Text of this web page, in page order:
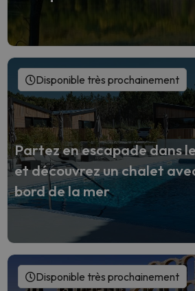
Disponible très prochainement
Partez en escapade dans
et découvrez un chalet
bord de la mer
Disponible très prochainement